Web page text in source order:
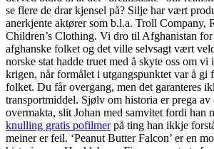
se flere de drar kjensel på? Silje har vært
anerkjente aktører som b.l.a. Troll Company,
Children’s Clothing. Vi dro til Afghanistan for
afghanske folket og det ville selvsagt vært
norske stat hadde truet med å skyte oss om
krigen, når formålet i utgangspunktet var å gi
folket. Du får overgang, men det garanteres
transportmiddel. Sjølv om historia er prega
overmakta, slit Johan med samvitet fordi han
knulling gratis pofilmerpå ting han ikkje
meiner er feil. ‘Peanut Butter Falcon’ er en